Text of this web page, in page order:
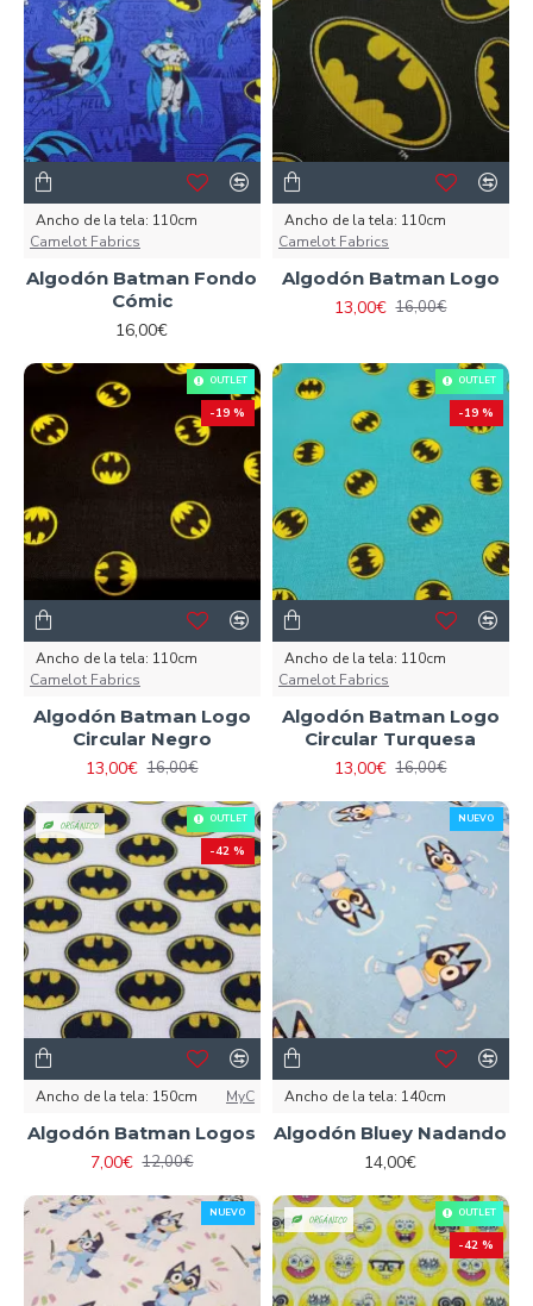
Ancho de la tela: 110cm
Camelot Fabrics
Algodón Batman Fondo
Cómic
16,00€
Ancho de la tela: 110cm
Camelot Fabrics
Algodón Batman Logo
13,00€ 16,00€
OUTLET
-19 %
Ancho de la tela: 110cm
Camelot Fabrics
Algodón Batman Logo
Circular Negro
13,00€ 16,00€
OUTLET
-19 %
Ancho de la tela: 110cm
Camelot Fabrics
Algodón Batman Logo
Circular Turquesa
13,00€ 16,00€
OUTLET
ORGÁNICO
-42 %
Ancho de la tela: 150cm MyC
Algodón Batman Logos
7,00€ 12,00€
NUEVO
Ancho de la tela: 140cm
Algodón Bluey Nadando
14,00€
NUEVO OUTLET
ORGÁNICO
-42 %